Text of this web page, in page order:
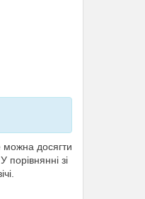
можна досягти
зі